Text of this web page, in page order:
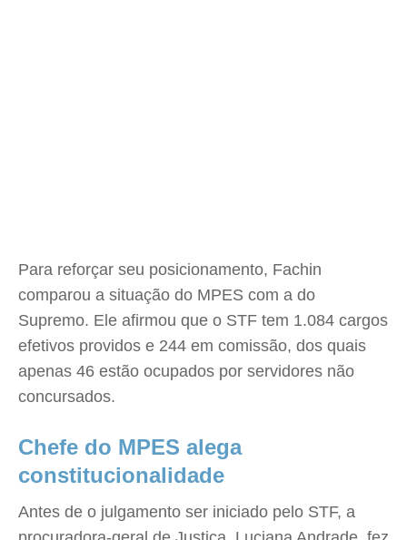
Para reforçar seu posicionamento, Fachin
comparou a situação do MPES com a do
Supremo. Ele afirmou que o STF tem 1.084 cargos
efetivos providos e 244 em comissão, dos quais
apenas 46 estão ocupados por servidores não
concursados.
Chefe do MPES alega
constitucionalidade
Antes de o julgamento ser iniciado pelo STF, a